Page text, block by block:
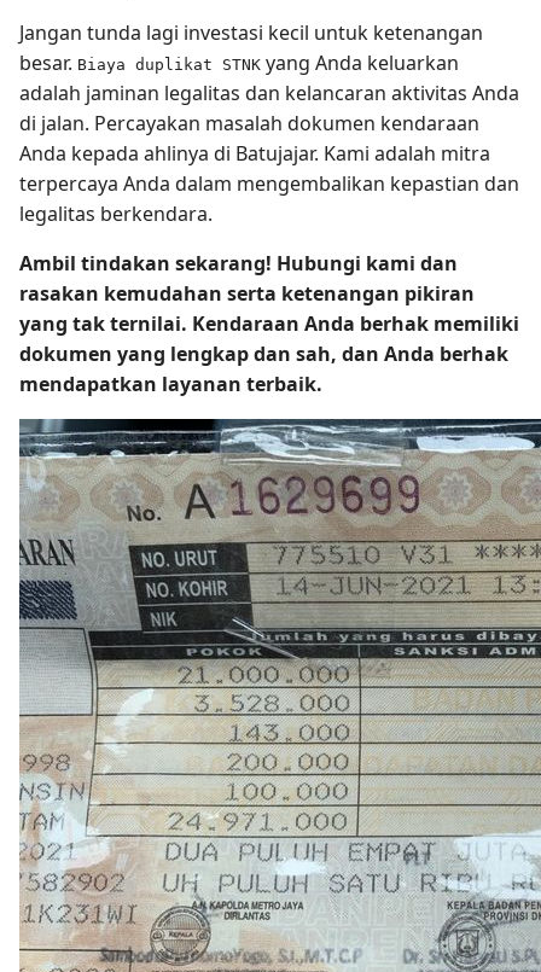
Jangan tunda lagi investasi kecil untuk ketenangan
besar. Biaya duplikat STNK yang Anda keluarkan
adalah jaminan legalitas dan kelancaran aktivitas Anda
di jalan. Percayakan masalah dokumen kendaraan
Anda kepada ahlinya di Batujajar. Kami adalah mitra
terpercaya Anda dalam mengembalikan kepastian dan
legalitas berkendara.
Ambil tindakan sekarang! Hubungi kami dan
rasakan kemudahan serta ketenangan pikiran
yang tak ternilai. Kendaraan Anda berhak memiliki
dokumen yang lengkap dan sah, dan Anda berhak
mendapatkan layanan terbaik.